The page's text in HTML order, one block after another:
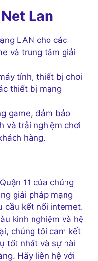
Lan
LAN cho các
và trung tâm giải
tính, thiết bị chơi
thiết bị mạng
game, đảm bảo
và trải nghiệm chơi
hàng.
11 của chúng
giải pháp mạng
cầu kết nối internet.
kinh nghiệm và hệ
chúng tôi cam kết
tốt nhất và sự hài
Hãy liên hệ với